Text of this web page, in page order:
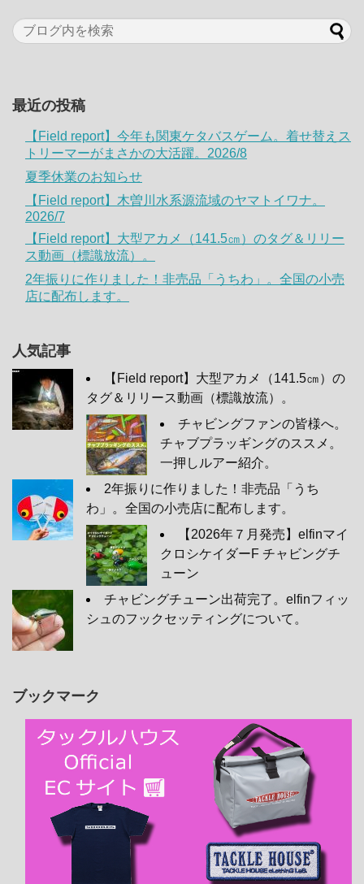
最近の投稿
【Field report】今年も関東ケタバスゲーム。着せ替えス
トリーマーがまさかの大活躍。2026/8
夏季休業のお知らせ
【Field report】木曽川水系源流域のヤマトイワナ。
2026/7
【Field report】大型アカメ（141.5㎝）のタグ＆リリー
ス動画（標識放流）。
2年振りに作りました！非売品「うちわ」。全国の小売
店に配布します。
人気記事
【Field report】大型アカメ（141.5㎝）の
タグ＆リリース動画（標識放流）。
チャビングファンの皆様へ。
チャブプラッギングのススメ。
一押しルアー紹介。
2年振りに作りました！非売品「うち
わ」。全国の小売店に配布します。
【2026年７月発売】elfinマイ
クロシケイダーF チャビングチ
ューン
チャビングチューン出荷完了。elfinフィッ
シュのフックセッティングについて。
ブックマーク